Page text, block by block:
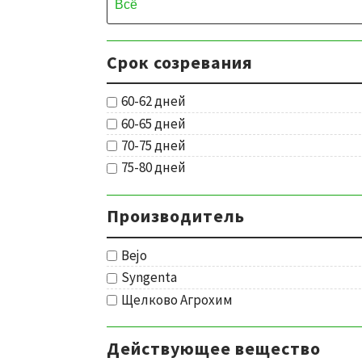
Срок созревания
60-62 дней
60-65 дней
70-75 дней
75-80 дней
Производитель
Bejo
Syngenta
Щелково Агрохим
Действующее вещество